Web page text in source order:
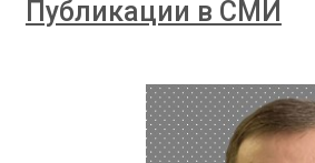
Публикации в СМИ